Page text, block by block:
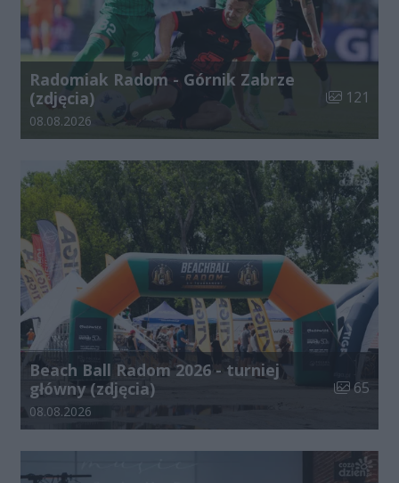
Radomiak Radom - Górnik Zabrze
(zdjęcia)
Liczba
121
Data dodania galerii:
08.08.2026
Beach Ball Radom 2026 - turniej
główny (zdjęcia)
Liczba
65
Data dodania galerii:
08.08.2026